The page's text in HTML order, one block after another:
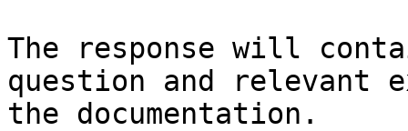
The response will
question and relevant
the documentation.